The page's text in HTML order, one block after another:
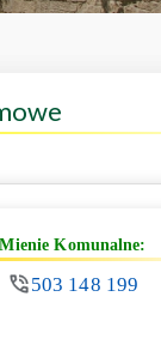
Mienie Komunalne:
503 148 199